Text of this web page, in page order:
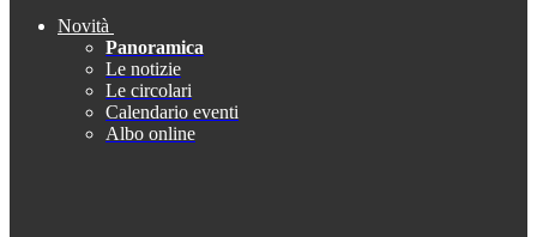
Novità
Panoramica
Le notizie
Le circolari
Calendario eventi
Albo online